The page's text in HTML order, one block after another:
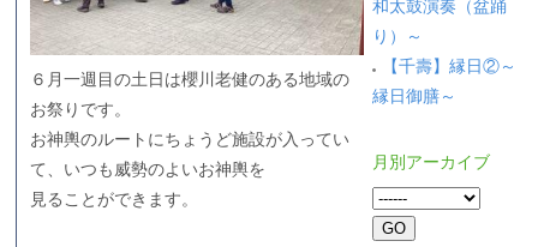
６月一週目の土日は櫻川老健のある地域の
お祭りです。
お神輿のルートにちょうど施設が入ってい
て、いつも威勢のよいお神輿を
見ることができます。
和太鼓演奏（盆踊
り）～
【千壽】縁日②～
縁日御膳～
月別アーカイブ